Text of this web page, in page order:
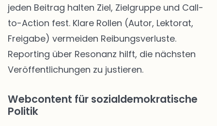
jeden Beitrag halten Ziel, Zielgruppe und Call-
to-Action fest. Klare Rollen (Autor, Lektorat,
Freigabe) vermeiden Reibungsverluste.
Reporting über Resonanz hilft, die nächsten
Veröffentlichungen zu justieren.
Webcontent für sozialdemokratische
Politik